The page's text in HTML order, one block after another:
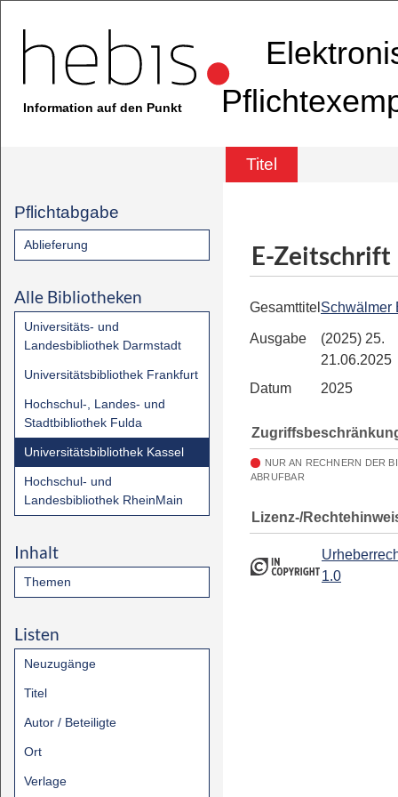
Information auf den Punkt
Titel
Pflichtabgabe
Ablieferung
Alle Bibliotheken
Universitäts- und
Landesbibliothek Darmstadt
Universitätsbibliothek Frankfurt
Hochschul-, Landes- und
Stadtbibliothek Fulda
Universitätsbibliothek Kassel
Hochschul- und
Landesbibliothek RheinMain
Inhalt
Themen
Listen
Neuzugänge
Titel
Autor / Beteiligte
Ort
Verlage
E-Zeitschrift
Gesamttitel Schwälmer
Ausgabe
(2025) 25.
21.06.2025
Datum
2025
NUR AN RECHNERN DER
ABRUFBAR
Lizenz-/
1.0